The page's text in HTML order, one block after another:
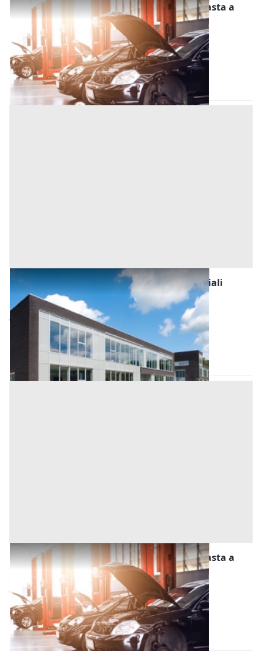
Stalle, Scuderie, Rimesse, Autorimesse all'asta a
Conselve
Conselve (Padova)
Offerta minima
3.392,25 € 4.523 €
Codice asta:849dcf39
Asta chiusa
Fabbricati Costruiti per Esigenze Commerciali
all'asta a Conselve
Conselve (Padova)
Offerta minima
41.414,25 € 55.219 €
Codice asta:54b6f6b4
Asta chiusa
Stalle, Scuderie, Rimesse, Autorimesse all'asta a
Conselve
Conselve (Padova)
Offerta minima
9.145,50 € 12.194 €
Codice asta:32001190
Asta chiusa